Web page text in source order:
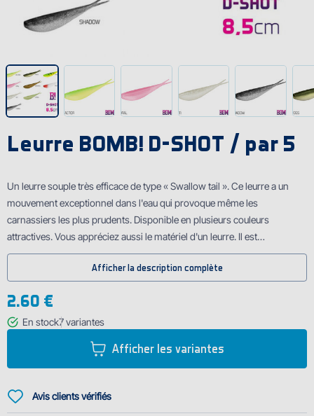
Leurre BOMB! D-SHOT / par 5
Un leurre souple très efficace de type « Swallow tail ». Ce leurre a un
mouvement exceptionnel dans l'eau qui provoque même les
carnassiers les plus prudents. Disponible en plusieurs couleurs
attractives. Vous appréciez aussi le matériel d'un leurre. Il est
parfaitement élastique, souple, mais en même temps très résistant et
durable. De plus, les leurres ont un arôme fort des poissons qui n'est
enduites par l'huile aromatisée). Cet arôme est rajouté dans le matériel
lors de sa fabrication, donc il dure plus longtemps. En plus, le matériel
Afficher la description complète
2.60 €
En stock7variantes
Afficher les variantes
Avis clients vérifiés